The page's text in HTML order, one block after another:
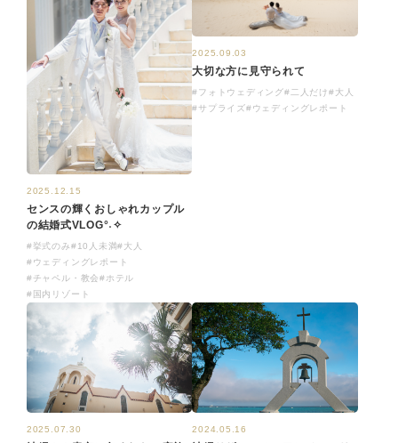
2025.12.15
センスの輝くおしゃれカップル
の結婚式VLOG°˖✧
#挙式のみ#10人未満#大人
#ウェディングレポート
#チャペル・教会#ホテル
#国内リゾート
2025.09.03
大切な方に見守られて
#フォトウェディング#二人だけ#大人
#サプライズ#ウェディングレポート
2025.07.30 2024.05.16